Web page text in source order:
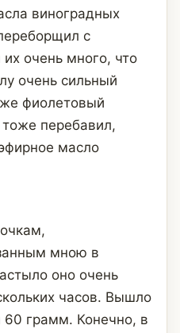
виноградных
с
очень много, что
очень сильный
фиолетовый
тоже перебавил,
масло
мною в
оно очень
часов. Вышло
60 грамм. Конечно, в